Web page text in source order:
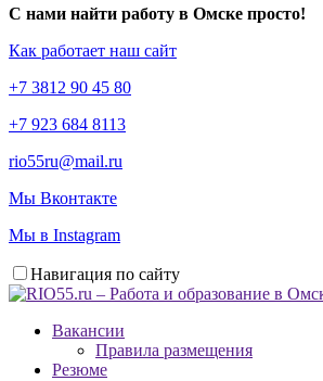
С нами найти работу в Омске просто!
Как работает наш сайт
+7 3812 90 45 80
+7 923 684 8113
rio55ru@mail.ru
Мы Вконтакте
Мы в Instagram
Навигация по сайту
Вакансии
Правила размещения
Резюме